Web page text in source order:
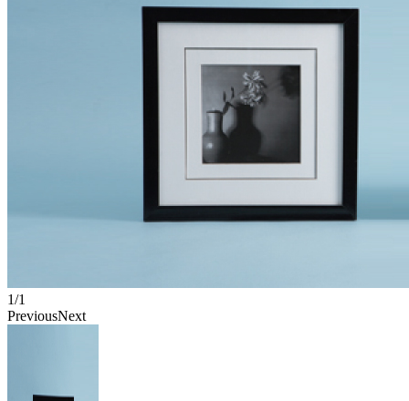
1/1
PreviousNext